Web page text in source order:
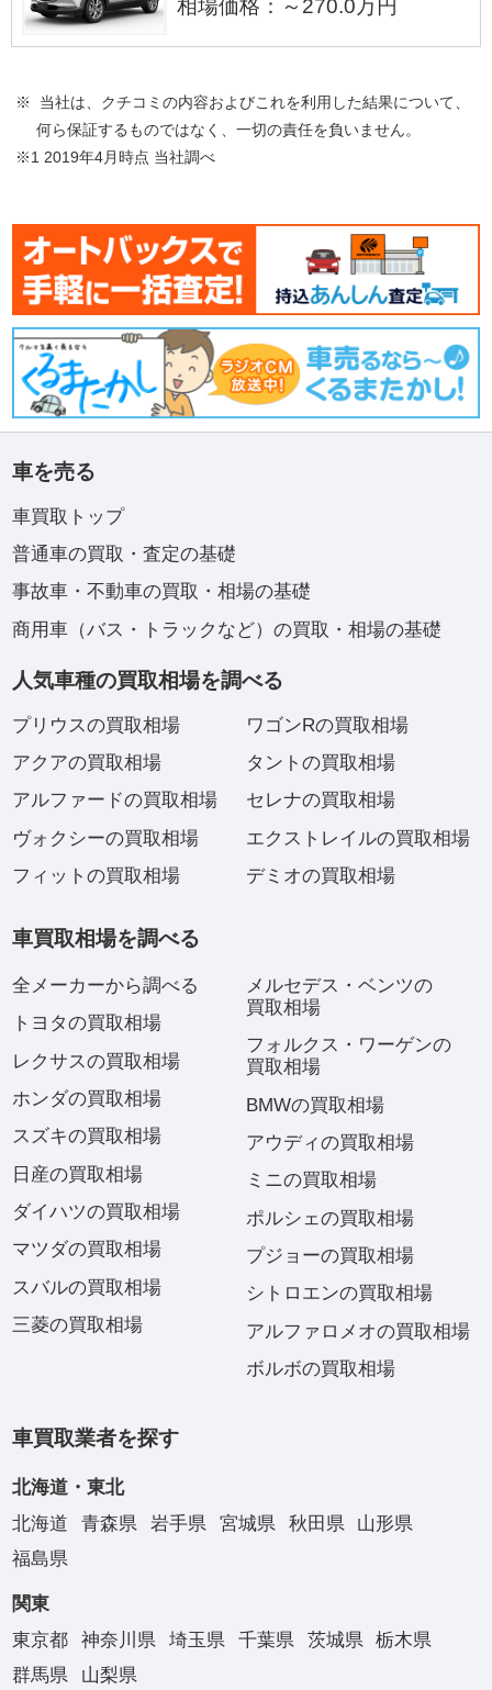
相場価格：～270.0万円
※ 当社は、クチコミの内容およびこれを利用した結果について、
何ら保証するものではなく、一切の責任を負いません。
※1 2019年4月時点 当社調べ
車を売る
車買取トップ
普通車の買取・査定の基礎
事故車・不動車の買取・相場の基礎
商用車（バス・トラックなど）の買取・相場の基礎
人気車種の買取相場を調べる
プリウスの買取相場
アクアの買取相場
アルファードの買取相場
ヴォクシーの買取相場
フィットの買取相場
ワゴンRの買取相場
タントの買取相場
セレナの買取相場
エクストレイルの買取相場
デミオの買取相場
車買取相場を調べる
全メーカーから調べる
トヨタの買取相場
レクサスの買取相場
ホンダの買取相場
スズキの買取相場
日産の買取相場
ダイハツの買取相場
マツダの買取相場
スバルの買取相場
三菱の買取相場
メルセデス・ベンツの
買取相場
フォルクス・ワーゲンの
買取相場
BMWの買取相場
アウディの買取相場
ミニの買取相場
ポルシェの買取相場
プジョーの買取相場
シトロエンの買取相場
アルファロメオの買取相場
ボルボの買取相場
車買取業者を探す
北海道・東北
北海道
青森県 岩手県 宮城県 秋田県
山形県
福島県
関東
東京都
神奈川県 埼玉県 千葉県 茨城県
栃木県
群馬県
山梨県